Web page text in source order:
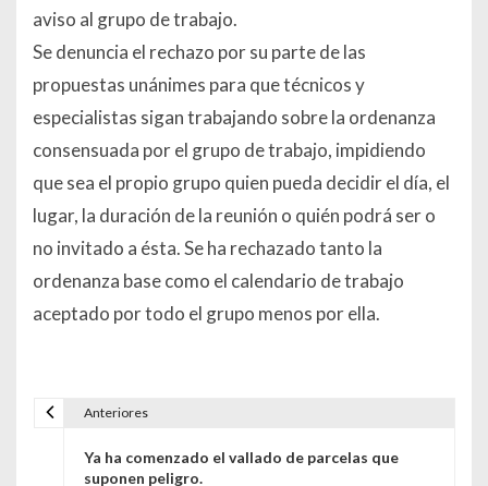
aviso al grupo de trabajo.
Se denuncia el rechazo por su parte de las
propuestas unánimes para que técnicos y
especialistas sigan trabajando sobre la ordenanza
consensuada por el grupo de trabajo, impidiendo
que sea el propio grupo quien pueda decidir el día, el
lugar, la duración de la reunión o quién podrá ser o
no invitado a ésta. Se ha rechazado tanto la
ordenanza base como el calendario de trabajo
aceptado por todo el grupo menos por ella.
Anteriores
Ya ha comenzado el vallado de parcelas que
suponen peligro.